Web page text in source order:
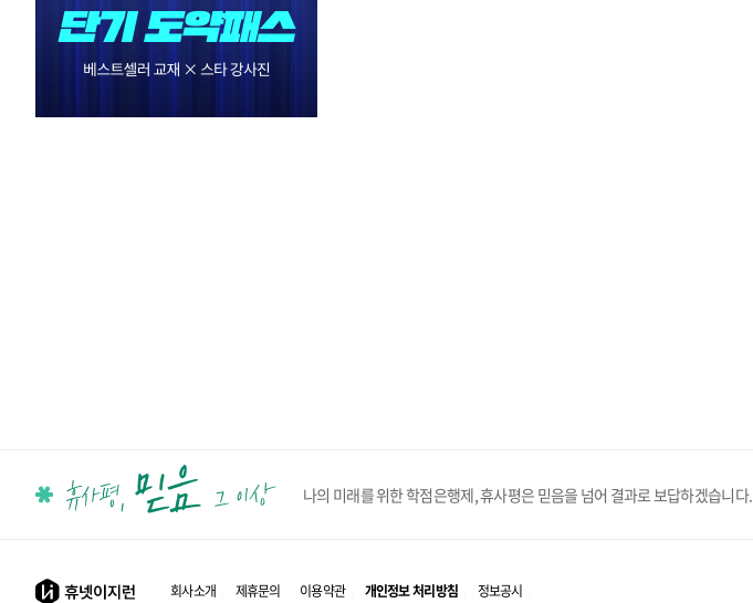
나의 미래를 위한 학점은행제, 휴사평은 믿음을 넘어 결과로 보답하겠습니다.
회사소개 제휴문의 이용약관 개인정보 처리방침 정보공시